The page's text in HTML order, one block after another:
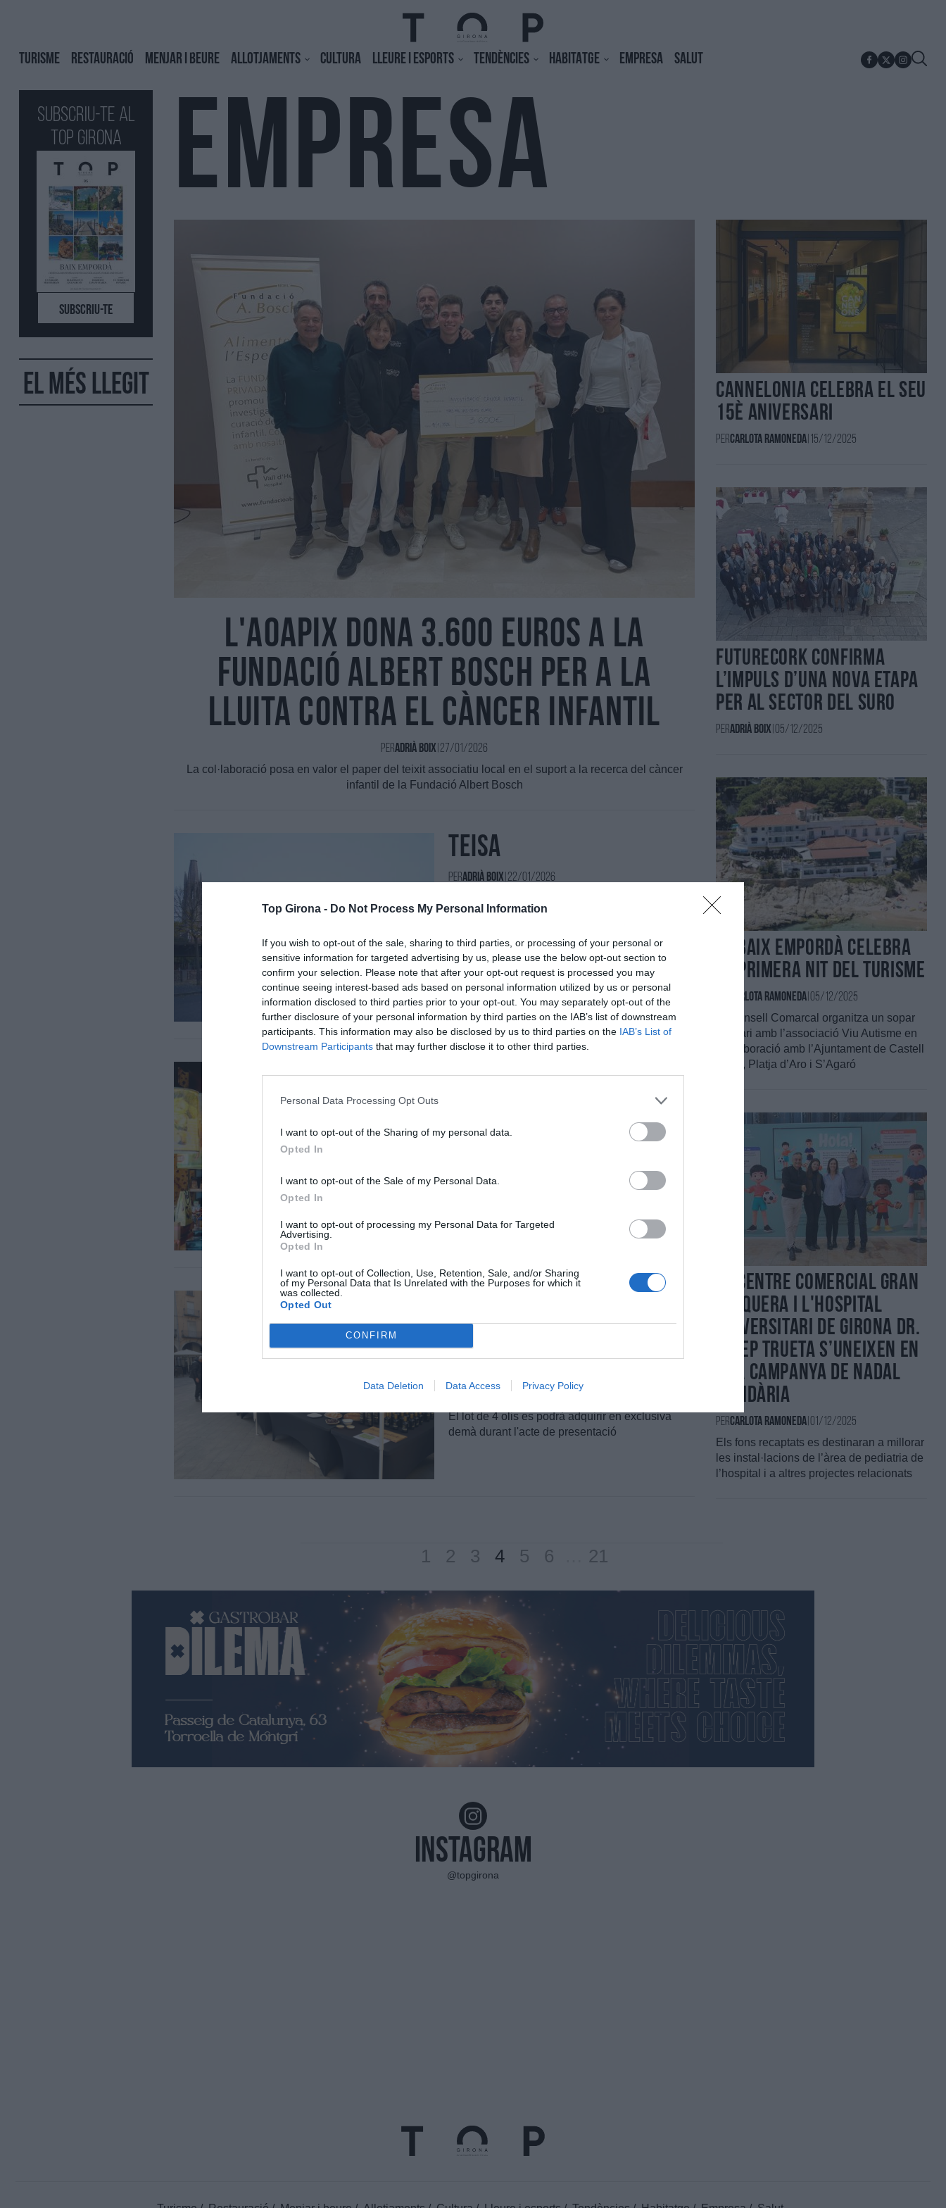
Top Girona - Do Not Process My Personal Information
If you wish to opt-out of the sale, sharing to third parties, or processing of your personal or
sensitive information for targeted advertising by us, please use the below opt-out section to
confirm your selection. Please note that after your opt-out request is processed you may
continue seeing interest-based ads based on personal information utilized by us or personal
information disclosed to third parties prior to your opt-out. You may separately opt-out of the
further disclosure of your personal information by third parties on the IAB’s list of downstream
participants. This information may also be disclosed by us to third parties on the IAB’s List of
Downstream Participants that may further disclose it to other third parties.
Personal Data Processing Opt Outs
I want to opt-out of the Sharing of my personal data.
Opted In
I want to opt-out of the Sale of my Personal Data.
Opted In
I want to opt-out of processing my Personal Data for Targeted
Advertising.
Opted In
I want to opt-out of Collection, Use, Retention, Sale, and/or Sharing
of my Personal Data that Is Unrelated with the Purposes for which it
was collected.
Opted Out
CONFIRM
Data Deletion Data Access Privacy Policy
TURISME RESTAURACIÓ MENJAR I BEURE ALLOTJAMENTS CULTURA LLEURE I ESPORTS TENDÈNCIES HABITATGE EMPRESA SALUT
Subscriu-te al
Top GIRONA
SUBSCRIU-TE
EMPRESA
L'AOAPIX dona 3.600 euros a la
Fundació Albert Bosch per a la
lluita contra el càncer infantil
PerAdrià Boix 27/01/2026
La col·laboració posa en valor el paper del teixit associatiu local en el suport a la recerca del càncer
infantil de la Fundació Albert Bosch
Teisa
PerAdrià Boix 22/01/2026
Xocolates Torras
135 anys de dolça artesania i innovació global
al Mercat del Lleó
El lot de 4 olis es podrà adquirir en exclusiva
demà durant l'acte de presentació
Cannelonia celebra el seu
15è aniversari
PerCarlota Ramoneda 15/12/2025
FUTURECORK confirma
l’impuls d’una nova etapa
per al sector del suro
PerAdrià Boix 05/12/2025
El Baix Empordà celebra
la primera Nit del Turisme
Carlota Ramoneda 05/12/2025
El Consell Comarcal organitza un sopar
solidari amb l’associació Viu Autisme en
col·laboració amb l’Ajuntament de Castell
d’Aro, Platja d’Aro i S’Agaró
EL CENTRE COMERCIAL GRAN
JONQUERA I L'HOSPITAL
UNIVERSITARI DE GIRONA DR.
JOSEP TRUETA S’UNEIXEN EN
UNA CAMPANYA DE NADAL
SOLIDÀRIA
PerCarlota Ramoneda 01/12/2025
Els fons recaptats es destinaran a millorar
les instal·lacions de l’àrea de pediatria de
l’hospital i a altres projectes relacionats
1 2 3 4 5 6 21
El més llegit
Instagram
@topgirona